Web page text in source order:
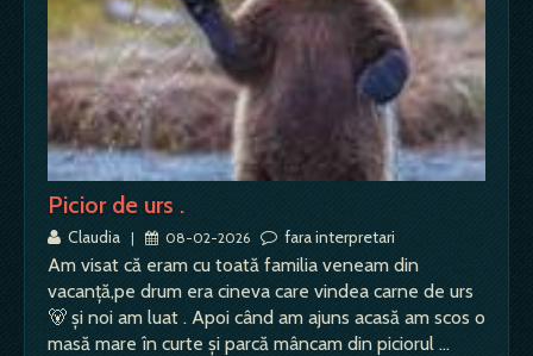
Picior de urs .
Claudia | 08-02-2026 fara interpretari
Am visat că eram cu toată familia veneam din
vacanță,pe drum era cineva care vindea carne de urs
🐻 și noi am luat . Apoi când am ajuns acasă am scos o
masă mare în curte și parcă mâncam din piciorul …